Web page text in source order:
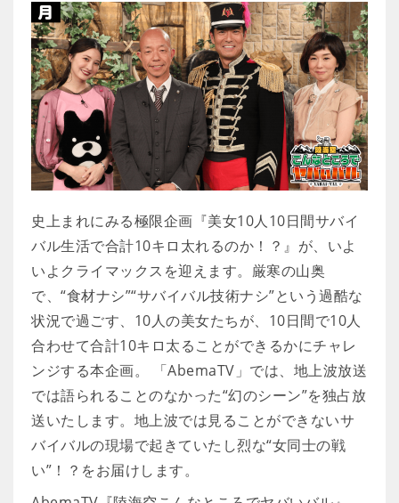
史上まれにみる極限企画『美女10人10日間サバイ
バル生活で合計10キロ太れるのか！？』が、いよ
いよクライマックスを迎えます。厳寒の山奥
で、“食材ナシ”“サバイバル技術ナシ”という過酷な
状況で過ごす、10人の美女たちが、10日間で10人
合わせて合計10キロ太ることができるかにチャレ
ンジする本企画。 「AbemaTV」では、地上波放送
では語られることのなかった“幻のシーン”を独占放
送いたします。地上波では見ることができないサ
バイバルの現場で起きていたし烈な“女同士の戦
い”！？をお届けします。